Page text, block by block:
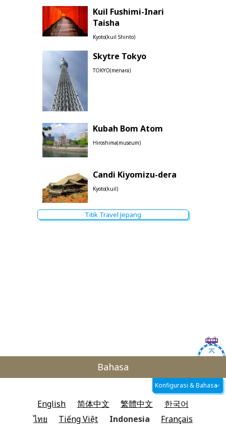
Kuil Fushimi-Inari
Taisha
Kyoto(kuil Shinto)
Skytre Tokyo
TOKYO(menara)
Kubah Bom Atom
Hiroshima(museum)
Candi Kiyomizu-dera
Kyoto(kuil)
Titik Travel Jepang
Bahasa
Konfigurasi & Bahasa
English 简体中文 繁體中文
한국어
ไทย
Tiếng Việt Indonesia Français